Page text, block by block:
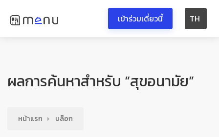
เข้าร่วมเดี๋ยวนี้ TH
ผลการค้นหาสำหรับ “สุขอนามัย”
หน้าแรก บล็อก